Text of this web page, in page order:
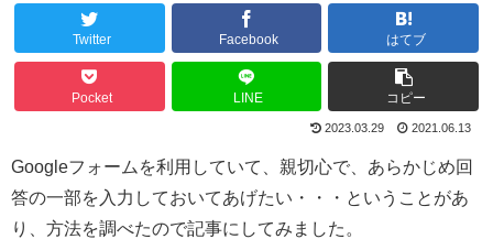
Twitter Facebook はてブ
Pocket LINE コピー
2023.03.29 2021.06.13
Googleフォームを利用していて、親切心で、あらかじめ回
答の一部を入力しておいてあげたい・・・ということがあ
り、方法を調べたので記事にしてみました。